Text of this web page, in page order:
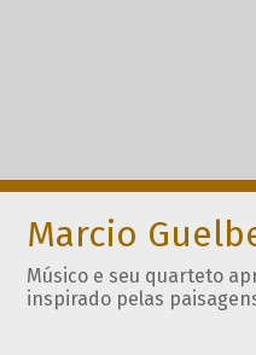
Marcio
Músico e seu quarteto
inspirado pelas